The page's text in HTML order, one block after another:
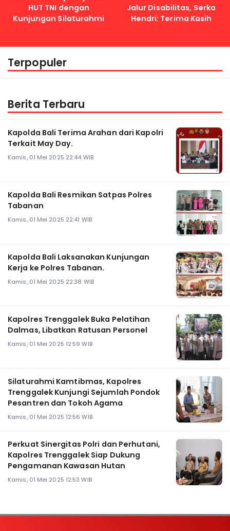
HUT TNI dengan
Kunjungan Silaturahmi
Jalur Disabilitas, Serka
Hendri: Terima Kasih
Kapolri
Terpopuler
Berita Terbaru
Kapolda Bali Terima Arahan dari Kapolri
Terkait May Day.
Kamis, 01 Mei 2025 22:44 WIB
Kapolda Bali Resmikan Satpas Polres
Tabanan
Kamis, 01 Mei 2025 22:41 WIB
Kapolda Bali Laksanakan Kunjungan
Kerja ke Polres Tabanan.
Kamis, 01 Mei 2025 22:38 WIB
Kapolres Trenggalek Buka Pelatihan
Dalmas, Libatkan Ratusan Personel
Kamis, 01 Mei 2025 12:59 WIB
Silaturahmi Kamtibmas, Kapolres
Trenggalek Kunjungi Sejumlah Pondok
Pesantren dan Tokoh Agama
Kamis, 01 Mei 2025 12:56 WIB
Perkuat Sinergitas Polri dan Perhutani,
Kapolres Trenggalek Siap Dukung
Pengamanan Kawasan Hutan
Kamis, 01 Mei 2025 12:53 WIB